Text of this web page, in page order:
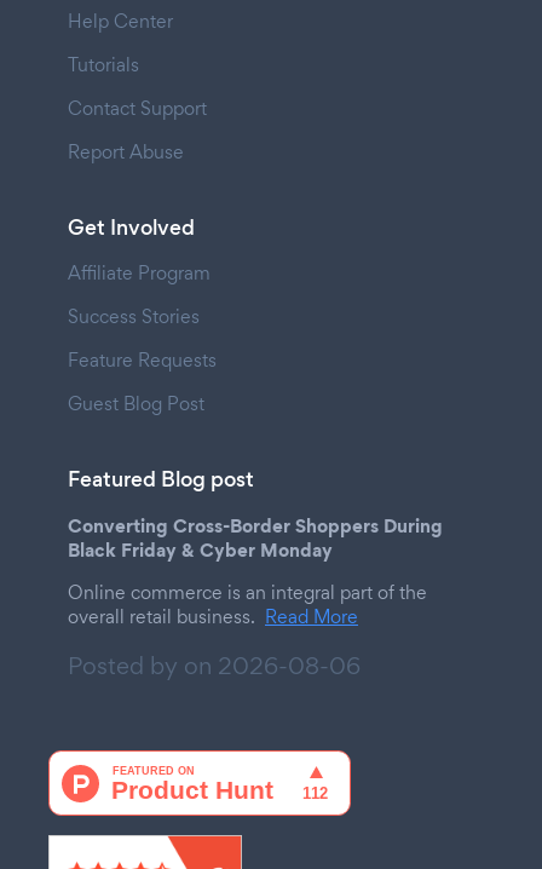
Help Center
Tutorials
Contact Support
Report Abuse
Get Involved
Affiliate Program
Success Stories
Feature Requests
Guest Blog Post
Featured Blog post
Converting Cross-Border Shoppers During
Black Friday & Cyber Monday
Online commerce is an integral part of the
overall retail business. Read More
Posted by on 2026-08-06